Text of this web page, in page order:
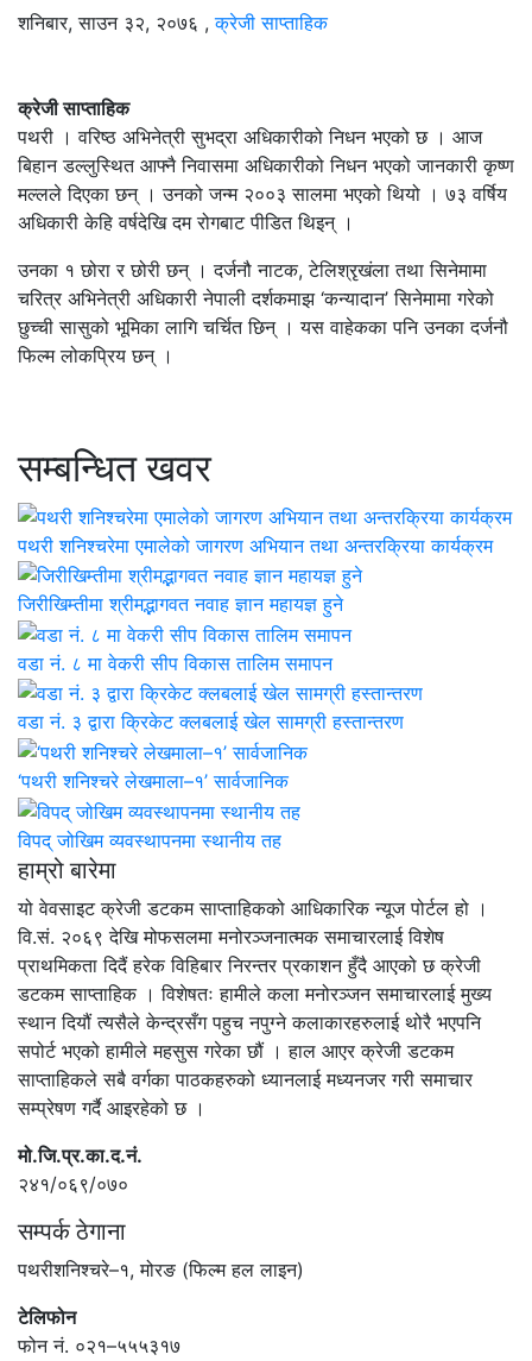
शनिबार, साउन ३२, २०७६ ,क्रेजी साप्ताहिक
क्रेजी साप्ताहिक
पथरी । वरिष्ठ अभिनेत्री सुभद्रा अधिकारीको निधन भएको छ । आज
बिहान डल्लुस्थित आफ्नै निवासमा अधिकारीको निधन भएको जानकारी कृष्ण
मल्लले दिएका छन् । उनको जन्म २००३ सालमा भएको थियो । ७३ वर्षिय
अधिकारी केहि वर्षदेखि दम रोगबाट पीडित थिइन् ।
उनका १ छोरा र छोरी छन् । दर्जनौ नाटक, टेलिश्रृखंला तथा सिनेमामा
चरित्र अभिनेत्री अधिकारी नेपाली दर्शकमाझ ‘कन्यादान’ सिनेमामा गरेको
छुच्ची सासुको भूमिका लागि चर्चित छिन् । यस वाहेकका पनि उनका दर्जनौ
फिल्म लोकप्रिय छन् ।
सम्बन्धित खवर
पथरी शनिश्चरेमा एमालेको जागरण अभियान तथा अन्तरक्रिया कार्यक्रम
जिरीखिम्तीमा श्रीमद्भागवत नवाह ज्ञान महायज्ञ हुने
वडा नं. ८ मा वेकरी सीप विकास तालिम समापन
वडा नं. ३ द्वारा क्रिकेट क्लबलाई खेल सामग्री हस्तान्तरण
‘पथरी शनिश्चरे लेखमाला–१’ सार्वजानिक
विपद् जोखिम व्यवस्थापनमा स्थानीय तह
हाम्रो बारेमा
यो वेवसाइट क्रेजी डटकम साप्ताहिकको आधिकारिक न्यूज पोर्टल हो ।
वि.सं. २०६९ देखि मोफसलमा मनोरञ्जनात्मक समाचारलाई विशेष
प्राथमिकता दिदैं हरेक विहिबार निरन्तर प्रकाशन हुँदै आएको छ क्रेजी
डटकम साप्ताहिक । विशेषतः हामीले कला मनोरञ्जन समाचारलाई मुख्य
स्थान दियौं त्यसैले केन्द्रसँग पहुच नपुग्ने कलाकारहरुलाई थोरै भएपनि
सपोर्ट भएको हामीले महसुस गरेका छौं । हाल आएर क्रेजी डटकम
साप्ताहिकले सबै वर्गका पाठकहरुको ध्यानलाई मध्यनजर गरी समाचार
सम्प्रेषण गर्दै आइरहेको छ ।
मो.जि.प्र.का.द.नं.
२४१/०६९/०७०
सम्पर्क ठेगाना
पथरीशनिश्चरे–१, मोरङ (फिल्म हल लाइन)
टेलिफोन
फोन नं. ०२१–५५५३१७